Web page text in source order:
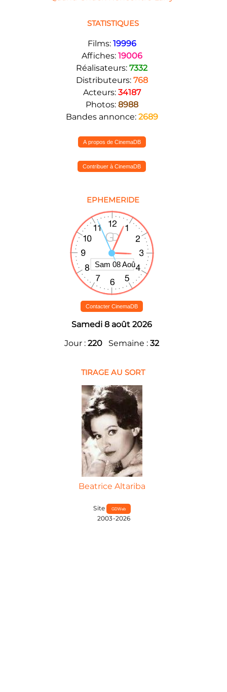
STATISTIQUES
Films: 19996
Affiches: 19006
Réalisateurs: 7332
Distributeurs: 768
Acteurs: 34187
Photos: 8988
Bandes annonce: 2689
A propos de CinemaDB
Contribuer à CinemaDB
EPHEMERIDE
Contacter CinemaDB
Samedi 8 août 2026
Jour : 220 Semaine : 32
TIRAGE AU SORT
Beatrice Altariba
Site GDWeb
2003-2026